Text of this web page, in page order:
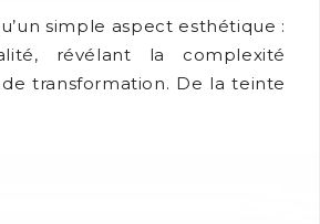
simple aspect esthétique :
révélant la complexité
transformation. De la teinte